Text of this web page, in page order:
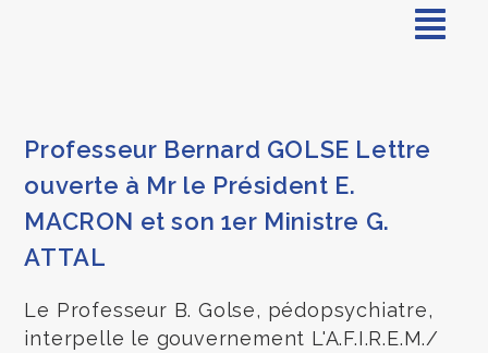
Professeur Bernard GOLSE Lettre
ouverte à Mr le Président E.
MACRON et son 1er Ministre G.
ATTAL
Le Professeur B. Golse, pédopsychiatre,
interpelle le gouvernement L'A.F.I.R.E.M./